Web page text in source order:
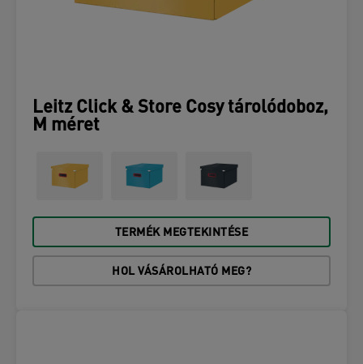
Leitz Click & Store Cosy tárolódoboz,
M méret
TERMÉK MEGTEKINTÉSE
HOL VÁSÁROLHATÓ MEG?